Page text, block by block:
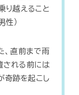
り越えること
性）
、直前まで雨
される前には
奇跡を起こし